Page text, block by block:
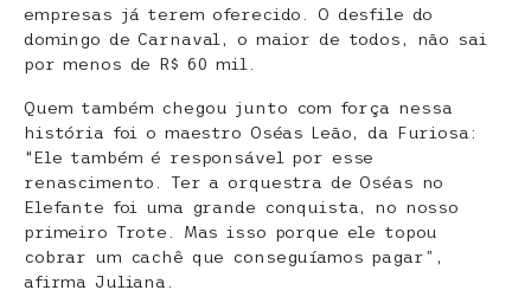
empresas já terem oferecido. O desfile do
domingo de Carnaval, o maior de todos, não sai
por menos de R$ 60 mil.
Quem também chegou junto com força nessa
história foi o maestro Oséas Leão, da Furiosa:
“Ele também é responsável por esse
renascimento. Ter a orquestra de Oséas no
Elefante foi uma grande conquista, no nosso
primeiro Trote. Mas isso porque ele topou
cobrar um cachê que conseguíamos pagar”,
afirma Juliana.